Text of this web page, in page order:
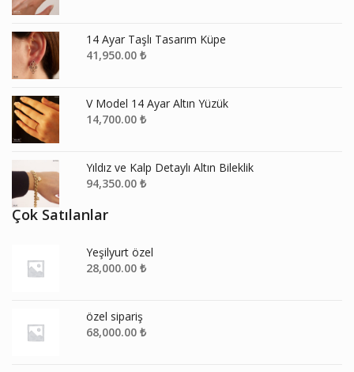
14 Ayar Taşlı Tasarım Küpe
41,950.00 ₺
V Model 14 Ayar Altın Yüzük
14,700.00 ₺
Yıldız ve Kalp Detaylı Altın Bileklik
94,350.00 ₺
Çok Satılanlar
Yeşilyurt özel
28,000.00 ₺
özel sipariş
68,000.00 ₺